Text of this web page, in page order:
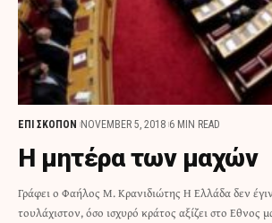
ΕΠΙ ΣΚΟΠΟΝ NOVEMBER 5, 2018 6 MIN READ
Η μητέρα των μαχών
Γράφει ο Φαήλος Μ. Κρανιδιώτης Η Ελλάδα δεν
τουλάχιστον, όσο ισχυρό κράτος αξίζει στο Εθνος